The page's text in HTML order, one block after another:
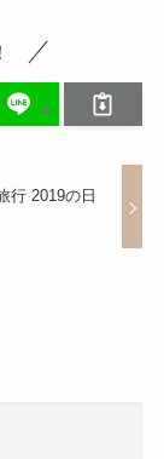
行 2019の日